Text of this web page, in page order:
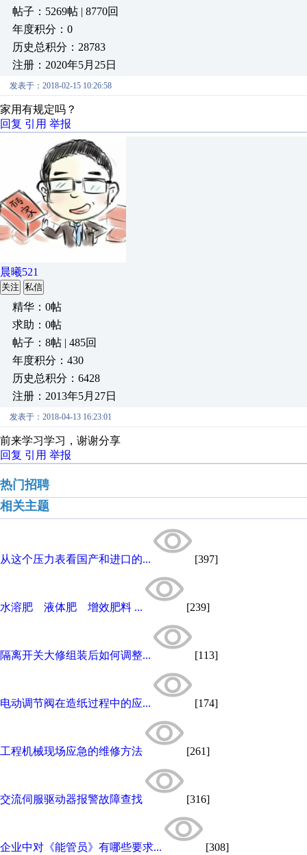
帖子：5269帖 | 8770回
年度积分：0
历史总积分：28783
注册：2020年5月25日
发表于：2018-02-15 10:26:58
家用有规定吗？
回复 引用 举报
晨曦521
关注 私信
精华：0帖
求助：0帖
帖子：8帖 | 485回
年度积分：430
历史总积分：6428
注册：2013年5月27日
发表于：2018-04-13 16:23:01
前来学习学习，谢谢分享
回复 引用 举报
热门招聘
相关主题
从这个压力表看国产和进口的... [397]
水溶肥 液体肥 增效肥料 ... [239]
隔离开关大修组装后如何调整... [113]
电动调节阀在造纸过程中的应... [174]
工程机械现场应急的维修方法 [261]
交流伺服驱动器报警故障查找 [316]
企业中对《能管员》有哪些要求... [308]